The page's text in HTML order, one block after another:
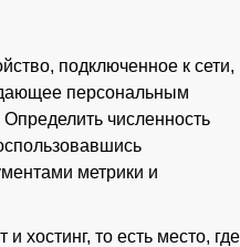
подключенное к сети,
персональным
численность
метрики и
хостинг, то есть место, где